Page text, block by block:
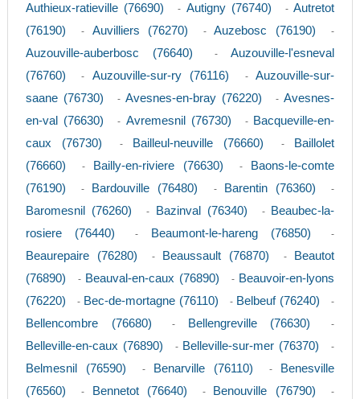
Authieux-ratieville (76690) - Autigny (76740) -Autretot
(76190)
- Auvilliers (76270) -Auzebosc (76190) -
Auzouville-auberbosc (76640) -Auzouville-l'esneval
(76760)
- Auzouville-sur-ry (76116) -Auzouville-sur-
saane (76730)
-Avesnes-en-bray (76220) -Avesnes-
en-val (76630)
- Avremesnil (76730) - Bacqueville-en-
caux (76730)
- Bailleul-neuville (76660) -
Baillolet
(76660)
- Bailly-en-riviere (76630) -
Baons-le-comte
(76190)
- Bardouville (76480) - Barentin (76360) -
Baromesnil (76260) - Bazinval (76340) -
Beaubec-la-
rosiere (76440)
- Beaumont-le-hareng (76850) -
Beaurepaire (76280) - Beaussault (76870) -
Beautot
(76890)
- Beauval-en-caux (76890) - Beauvoir-en-lyons
(76220)
- Bec-de-mortagne (76110) - Belbeuf (76240) -
Bellencombre (76680) - Bellengreville (76630) -
Belleville-en-caux (76890) - Belleville-sur-mer (76370) -
Belmesnil (76590) - Benarville (76110) -
Benesville
(76560)
- Bennetot (76640) - Benouville (76790) -